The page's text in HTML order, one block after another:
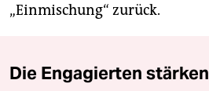
„Einmischung“ zurück.
Die Engagierten stärken